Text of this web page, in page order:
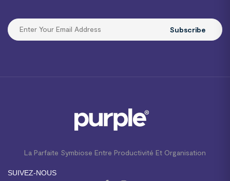
Subscribe
La Parfaite Symbiose Entre Productivité Et Organisation
SUIVEZ-NOUS